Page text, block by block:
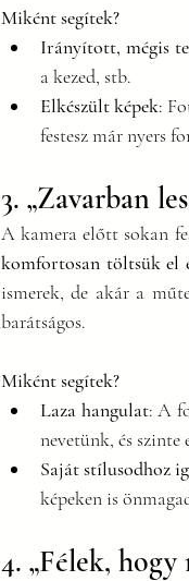
Miként segítek?
Irányított, mégis
a kezed, stb.
Elkészült képek:
festesz már nyers
3. „Zavarban
A kamera előtt sokan
komfortosan töltsük el
ismerek, de akár a
barátságos.
Miként segítek?
Laza hangulat: A
nevetünk, és
Saját stílusodhoz
képeken is
4. „Félek,